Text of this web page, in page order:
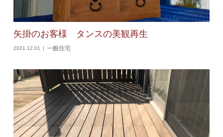
矢掛のお客様 タンスの美観再生
2021.12.01 一般住宅